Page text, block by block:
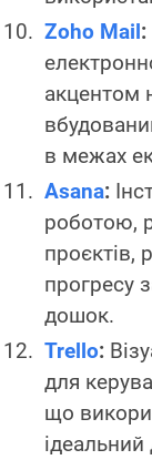
Zoho Mail:
акцентом
в межах
Asana:
роботою,
проєктів,
прогресу
дошок.
Trello:
для
що
ідеальний